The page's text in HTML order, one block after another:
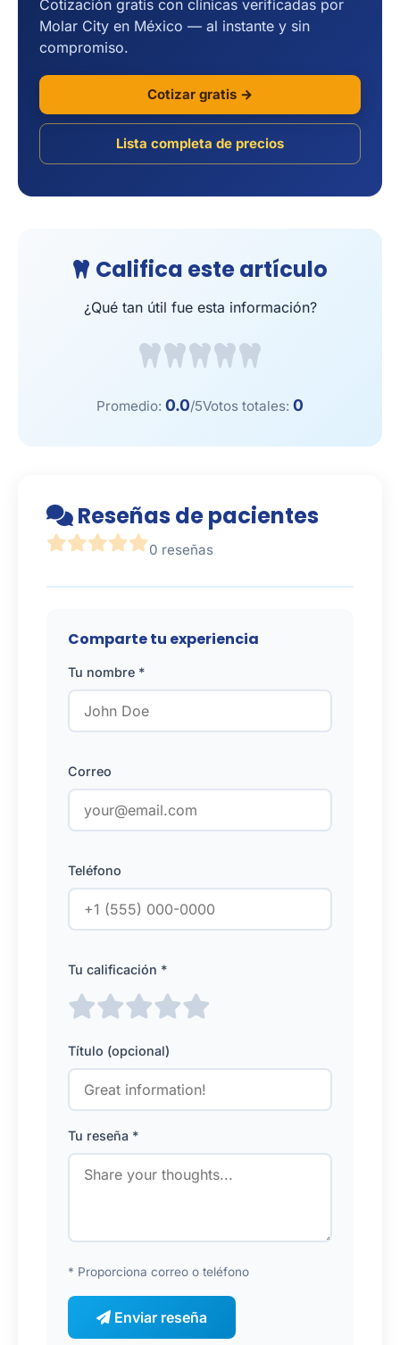
Cotización gratis con clínicas verificadas por
Molar City en México — al instante y sin
compromiso.
Cotizar gratis →
Lista completa de precios
Califica este artículo
¿Qué tan útil fue esta información?
Promedio: 0.0/5Votos totales: 0
Reseñas de pacientes
0 reseñas
Comparte tu experiencia
Tu nombre *
Correo
Teléfono
Tu calificación *
Título (opcional)
Tu reseña *
* Proporciona correo o teléfono
Enviar reseña